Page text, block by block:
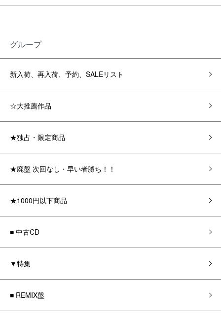
グループ
新入荷、再入荷、予約、SALEリスト
☆大推薦作品
★独占・限定商品
★廃盤 次回なし・早い者勝ち！！
★1000円以下商品
■ 中古CD
▼特集
■ REMIX盤